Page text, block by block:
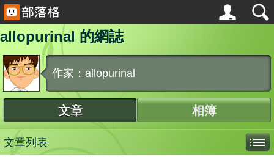
allopurinal 的網誌
作家：allopurinal
文章 相簿
文章列表